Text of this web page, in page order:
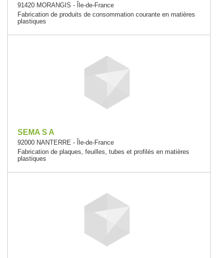
91420 MORANGIS - Île-de-France
Fabrication de produits de consommation courante en matières
plastiques
SEMA S A
92000 NANTERRE - Île-de-France
Fabrication de plaques, feuilles, tubes et profilés en matières
plastiques